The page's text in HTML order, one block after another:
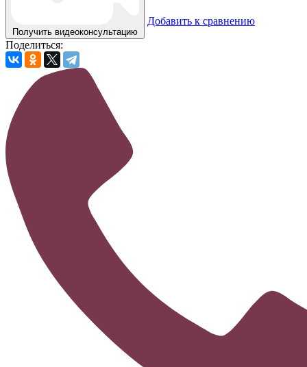
Получить видеоконсультацию
Добавить к сравнению
Поделиться: